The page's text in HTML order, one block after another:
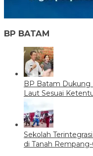
BP BATAM
BP Batam Dukung
Laut Sesuai
Sekolah
di Tanah